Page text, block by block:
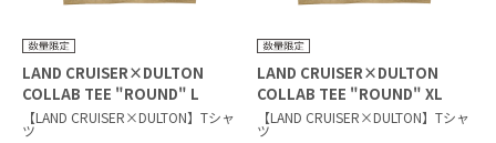
LAND CRUISER×DULTON
COLLAB TEE "ROUND" L
BEIGE
【LAND CRUISER×DULTON】Tシャ
ツ
LAND CRUISER×DULTON
COLLAB TEE "ROUND" XL
BEIGE
【LAND CRUISER×DULTON】Tシャ
ツ